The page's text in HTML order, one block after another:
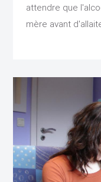
attendre que
mère avant